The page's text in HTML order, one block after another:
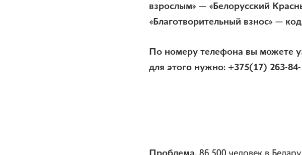
взрослым» — «Белорусский
«Благотворительный взнос» —
По номеру телефона вы можете
для этого нужно: +375(17) 263-
Проблема.